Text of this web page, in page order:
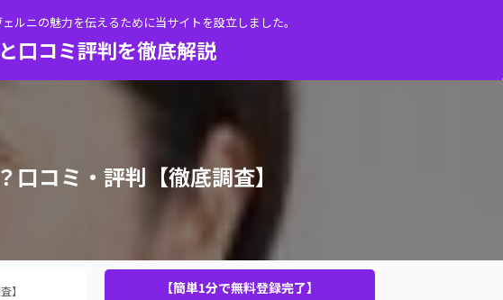
ルニの魅力を伝えるために当サイトを設立しました。
口コミ評判を徹底解説
コミ・評判【徹底調査】
】 【簡単1分で無料登録完了】